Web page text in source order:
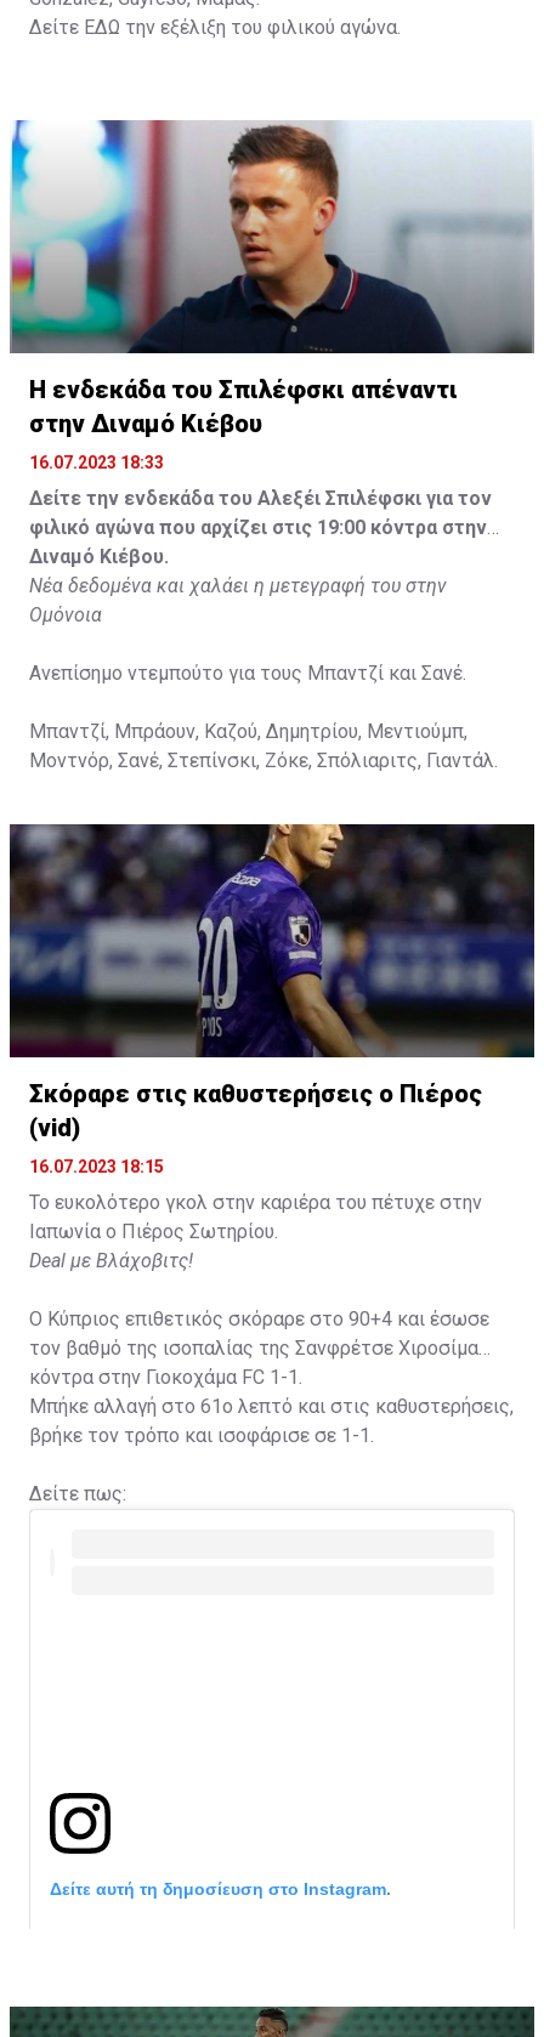
Δείτε ΕΔΩ την εξέλιξη του φιλικού αγώνα.
Η ενδεκάδα του Σπιλέφσκι απέναντι
στην Διναμό Κιέβου
16.07.2023 18:33
Δείτε την ενδεκάδα του Αλεξέι Σπιλέφσκι για τον
φιλικό αγώνα που αρχίζει στις 19:00 κόντρα στην
Διναμό Κιέβου.
Νέα δεδομένα και χαλάει η μετεγραφή του στην
Ομόνοια
Ανεπίσημο ντεμπούτο για τους Μπαντζί και Σανέ.
Μπαντζί, Μπράουν, Καζού, Δημητρίου, Μεντιούμπ,
Μοντνόρ, Σανέ, Στεπίνσκι, Ζόκε, Σπόλιαριτς, Γιαντάλ.
Σκόραρε στις καθυστερήσεις ο Πιέρος
(vid)
16.07.2023 18:15
Το ευκολότερο γκολ στην καριέρα του πέτυχε στην
Ιαπωνία ο Πιέρος Σωτηρίου.
Deal με Βλάχοβιτς!
Ο Κύπριος επιθετικός σκόραρε στο 90+4 και έσωσε
τον βαθμό της ισοπαλίας της Σανφρέτσε Χιροσίμα
κόντρα στην Γιοκοχάμα FC 1-1.
Μπήκε αλλαγή στο 61ο λεπτό και στις καθυστερήσεις,
βρήκε τον τρόπο και ισοφάρισε σε 1-1.
Δείτε πως:
Δείτε αυτή τη δημοσίευση στο Instagram.